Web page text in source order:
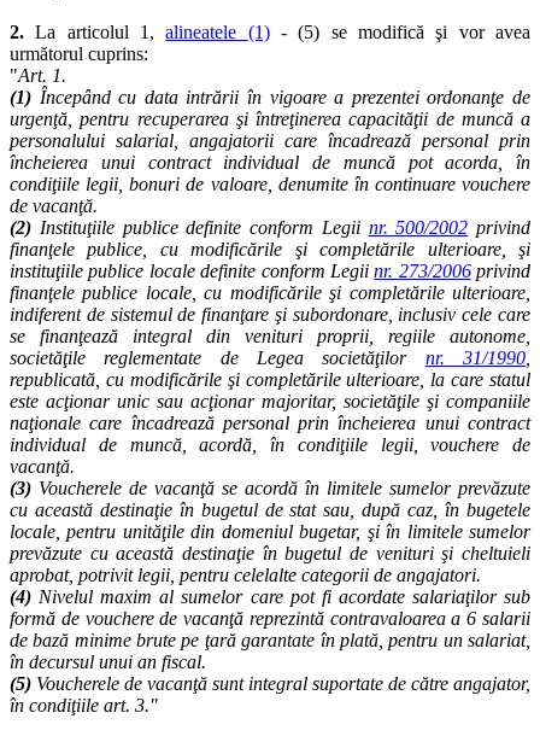
2. La articolul 1,alineatele (1)- (5) se modifică şi vor avea
următorul cuprins:
"Art. 1.
(1) Începând cu data intrării în vigoare a prezentei ordonanţe de
urgenţă, pentru recuperarea şi întreţinerea capacităţii de muncă a
personalului salarial, angajatorii care încadrează personal prin
încheierea unui contract individual de muncă pot acorda, în
condiţiile legii, bonuri de valoare, denumite în continuare vouchere
de vacanţă.
(2) Instituţiile publice definite conform Legii nr. 500/2002 privind
finanţele publice, cu modificările şi completările ulterioare, şi
instituţiile publice locale definite conform Legiinr. 273/2006privind
finanţele publice locale, cu modificările şi completările ulterioare,
indiferent de sistemul de finanţare şi subordonare, inclusiv cele care
se finanţează integral din venituri proprii, regiile autonome,
societăţile reglementate de Legea societăţilor nr. 31/1990
republicată, cu modificările şi completările ulterioare, la care statul
este acţionar unic sau acţionar majoritar, societăţile şi companiile
naţionale care încadrează personal prin încheierea unui contract
individual de muncă, acordă, în condiţiile legii, vouchere de
vacanţă.
(3) Voucherele de vacanţă se acordă în limitele sumelor prevăzute
cu această destinaţie în bugetul de stat sau, după caz, în bugetele
locale, pentru unităţile din domeniul bugetar, şi în limitele sumelor
prevăzute cu această destinaţie în bugetul de venituri şi cheltuieli
aprobat, potrivit legii, pentru celelalte categorii de angajatori.
(4) Nivelul maxim al sumelor care pot fi acordate salariaţilor sub
formă de vouchere de vacanţă reprezintă contravaloarea a 6 salarii
de bază minime brute pe ţară garantate în plată, pentru un salariat,
în decursul unui an fiscal.
(5) Voucherele de vacanţă sunt integral suportate de către angajator,
în condiţiile art. 3."